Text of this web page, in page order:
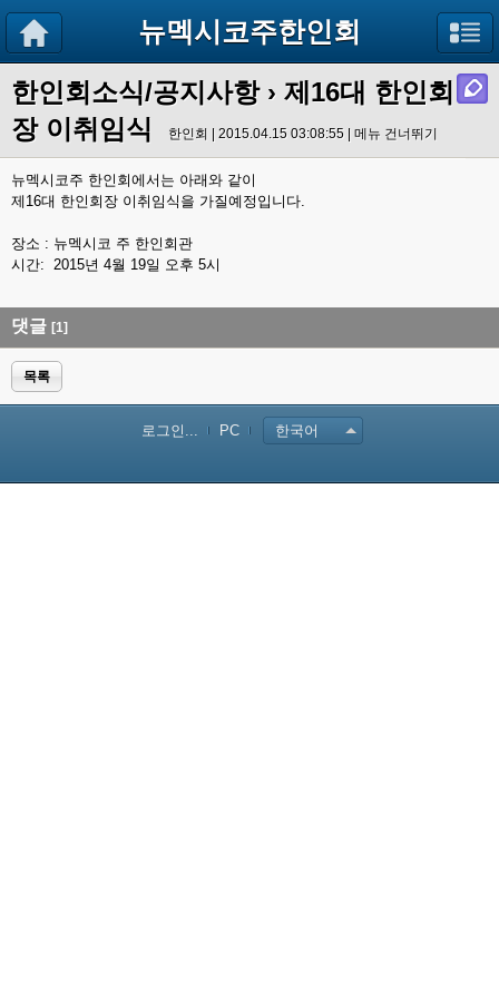
뉴멕시코주한인회
한인회소식/공지사항› 제16대 한인회
장 이취임식
한인회 | 2015.04.15 03:08:55 | 메뉴 건너뛰기
뉴멕시코주 한인회에서는 아래와 같이
제16대 한인회장 이취임식을 가질예정입니다.
장소 : 뉴멕시코 주 한인회관
시간: 2015년 4월 19일 오후 5시
댓글 [1]
목록
로그인... PC 한국어